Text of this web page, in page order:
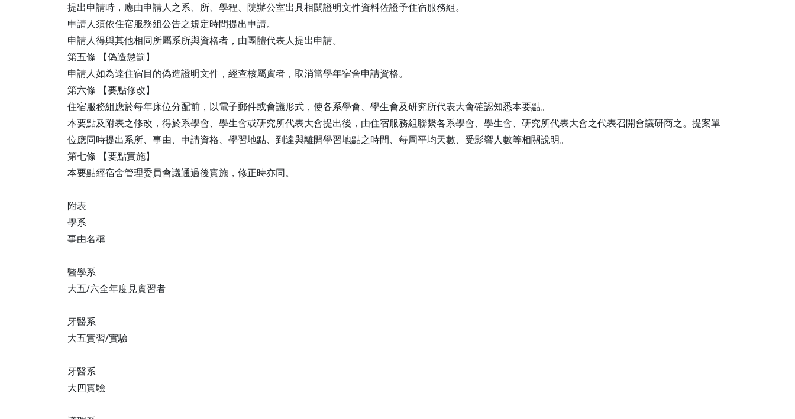
提出申請時，應由申請人之系、所、學程、院辦公室出具相關證明文件資料佐證予住宿服務組。
申請人須依住宿服務組公告之規定時間提出申請。
申請人得與其他相同所屬系所與資格者，由團體代表人提出申請。
第五條 【偽造懲罰】
申請人如為達住宿目的偽造證明文件，經查核屬實者，取消當學年宿舍申請資格。
第六條 【要點修改】
住宿服務組應於每年床位分配前，以電子郵件或會議形式，使各系學會、學生會及研究所代表大會確認知悉本要點。
本要點及附表之修改，得於系學會、學生會或研究所代表大會提出後，由住宿服務組聯繫各系學會、學生會、研究所代表大會之代表召開會議研商之。提案單
位應同時提出系所、事由、申請資格、學習地點、到達與離開學習地點之時間、每周平均天數、受影響人數等相關說明。
第七條 【要點實施】
本要點經宿舍管理委員會議通過後實施，修正時亦同。
附表
學系
事由名稱
醫學系
大五/六全年度見實習者
牙醫系
大五實習/實驗
牙醫系
大四實驗